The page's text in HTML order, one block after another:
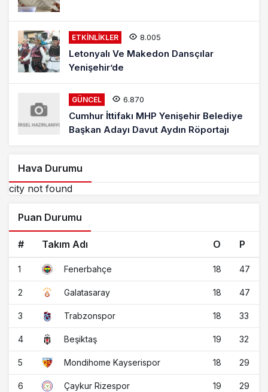
ETKINLIKLER 8.005
Letonyalı Ve Makedon Dansçılar
Yenişehir’de
GÜNCEL 6.870
Cumhur İttifakı MHP Yenişehir Belediye
Başkan Adayı Davut Aydın Röportajı
Hava Durumu
city not found
Puan Durumu
# Takım Adı O P
1 Fenerbahçe 18 47
2 Galatasaray 18 47
3 Trabzonspor 18 33
4 Beşiktaş 19 32
5 Mondihome Kayserispor 18 29
6 Çaykur Rizespor 19 29